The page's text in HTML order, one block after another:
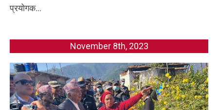
प्रयोगक...
November 8th, 2023